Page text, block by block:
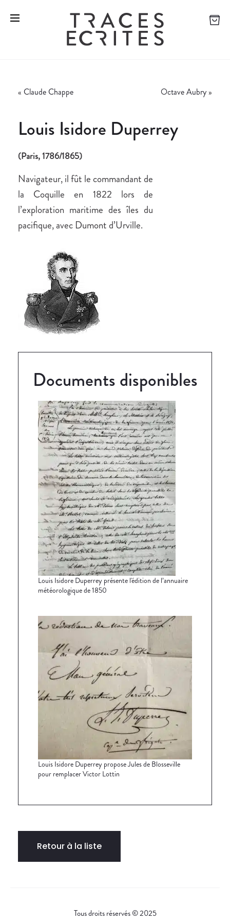
« Claude Chappe Octave Aubry »
Louis Isidore Duperrey
(Paris, 1786/1865)
Navigateur, il fût le commandant de
la Coquille en 1822 lors de
l’exploration maritime des îles du
pacifique, avec Dumont d’Urville.
Documents disponibles
Louis Isidore Duperrey présente l'édition de l’annuaire
météorologique de 1850
Louis Isidore Duperrey propose Jules de Blosseville
pour remplacer Victor Lottin
Retour à la liste
Tous droits réservés © 2025